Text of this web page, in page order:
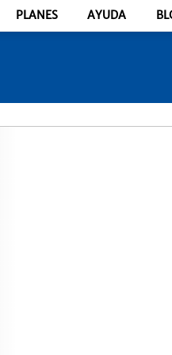
PLANES AYUDA